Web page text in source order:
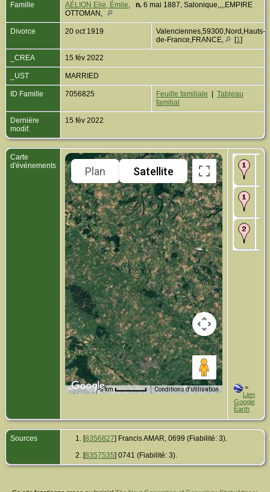
Famille AÉLION Elie, Émile, n. 6 mai 1887, Salonique,,,,EMPIRE
OTTOMAN,
Divorce 20 oct 1919
Valenciennes,59300,Nord,Hauts-
de-France,FRANCE,
[1]
_CREA 15 fév 2022
_UST MARRIED
ID Famille 7056825 Feuille familiale
Tableau
familial
Dernière
modif.
15 fév 2022
Carte
d'événements
Plan Satellite
Données cartographiques
5 km Conditions d'utilisation
=
Lien
Google
Earth
Sources [8356827] Francis AMAR, 0699 (Fiabilité: 3).
[8357535] 0741 (Fiabilité: 3).